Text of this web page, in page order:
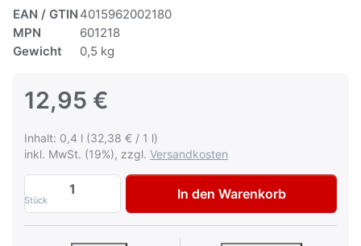
EAN / GTIN 4015962002180
MPN
601218
Gewicht
0,5 kg
12,95 €
Inhalt: 0,4 l (32,38 € / 1 l)
inkl. MwSt. (19%), zzgl. Versandkosten
Stück
Autolack Citroen KNP Bleu Imperial
In den Warenkorb